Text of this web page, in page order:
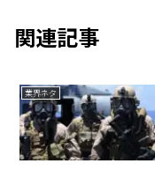
関連記事
業界ネタ